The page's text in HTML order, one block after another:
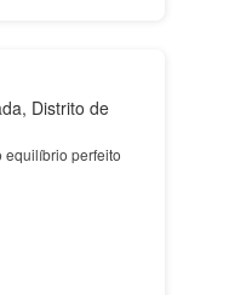
Distrito de
equilíbrio perfeito